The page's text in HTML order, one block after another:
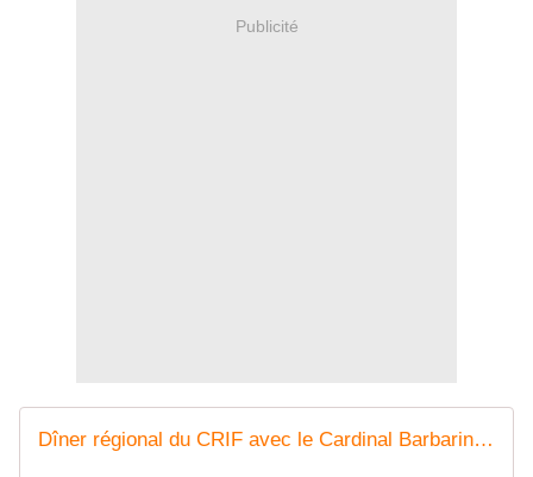
Publicité
Dîner régional du CRIF avec le Cardinal Barbarin, le ministre Gérald Darmanin et Laurent Wauquiez - MOINS de BIENS PLUS de LIENS